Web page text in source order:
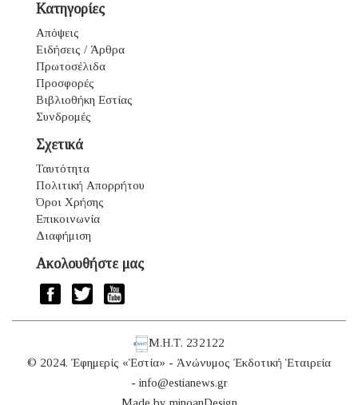
Κατηγορίες
Απόψεις
Ειδήσεις / Άρθρα
Πρωτοσέλιδα
Προσφορές
Βιβλιοθήκη Εστίας
Συνδρομές
Σχετικά
Ταυτότητα
Πολιτική Απορρήτου
Όροι Χρήσης
Επικοινωνία
Διαφήμιση
Ακολουθήστε μας
Μ.Η.Τ. 232122
© 2024. Ἐφημερίς «Ἑστία» - Ἀνώνυμος Ἐκδοτική Ἑταιρεία
- info@estianews.gr